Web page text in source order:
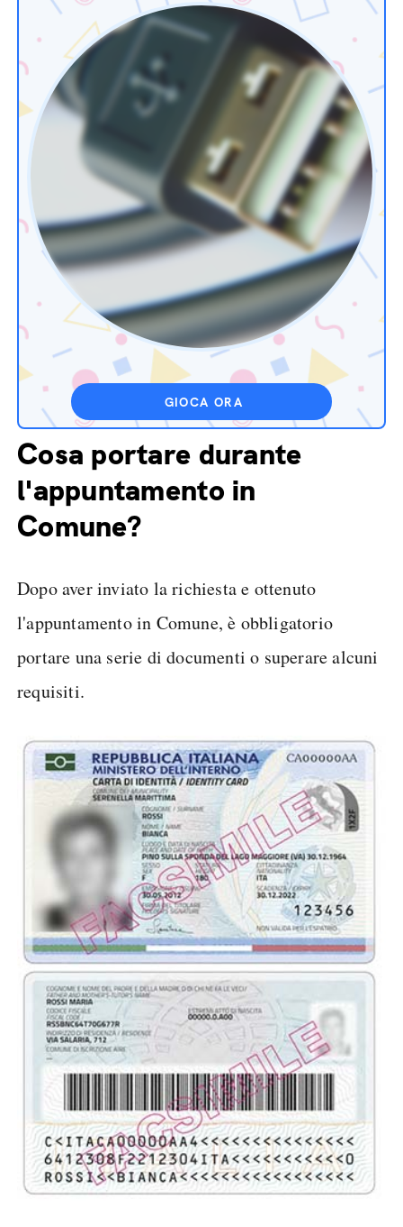
GIOCA ORA
Cosa portare durante
l'appuntamento in
Comune?
Dopo aver inviato la richiesta e ottenuto
l'appuntamento in Comune, è obbligatorio
portare una serie di documenti o superare alcuni
requisiti.